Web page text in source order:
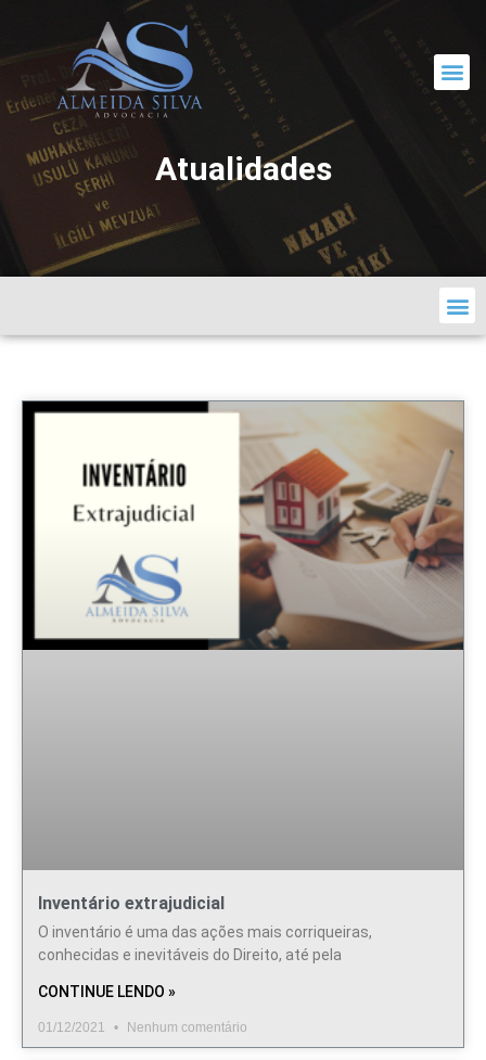
Atualidades
Inventário extrajudicial
O inventário é uma das ações mais corriqueiras,
conhecidas e inevitáveis do Direito, até pela
CONTINUE LENDO »
01/12/2021 Nenhum comentário